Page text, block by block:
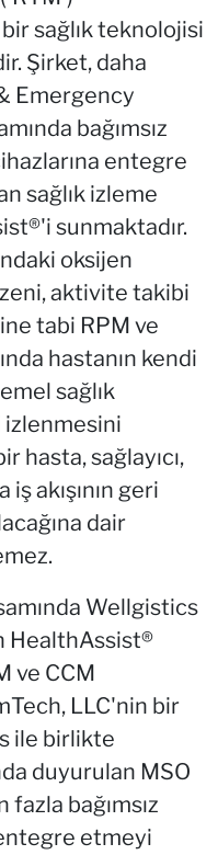
sağlık teknolojisi
Şirket, daha
Emergency
bağımsız
entegre
sağlık izleme
sunmaktadır.
oksijen
aktivite takibi
tabi RPM ve
hastanın kendi
sağlık
hasta, sağlayıcı,
akışının geri
dair
Wellgistics
HealthAssist®
ve CCM
LLC'nin bir
ile birlikte
duyurulan MSO
bağımsız
etmeyi